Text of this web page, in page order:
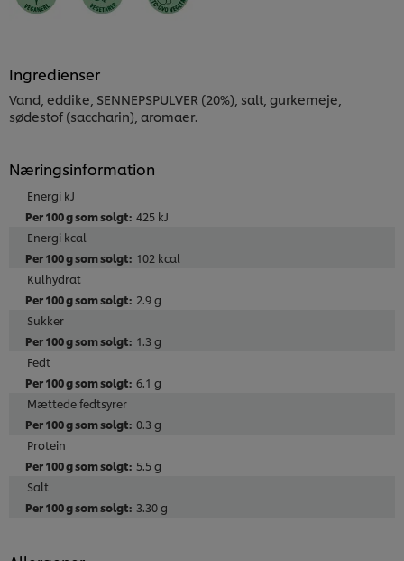
Ingredienser
Vand, eddike, SENNEPSPULVER (20%), salt, gurkemeje,
sødestof (saccharin), aromaer.
Næringsinformation
Energi kJ
425 kJ
Energi kcal
102 kcal
Kulhydrat
2.9 g
Sukker
1.3 g
Fedt
6.1 g
Mættede fedtsyrer
0.3 g
Protein
5.5 g
Salt
3.30 g